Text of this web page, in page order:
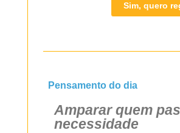
Sim, quero
Pensamento do dia
Amparar quem
necessidade